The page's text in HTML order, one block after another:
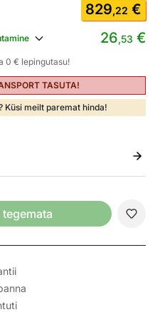
829,22 €
26,53 €
0 € lepingutasu!
TASUTA!
Küsi meilt paremat hinda!